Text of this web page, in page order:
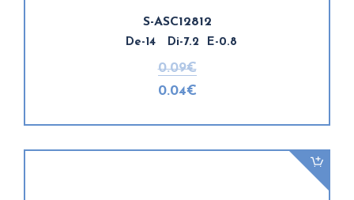
S-ASC12812
De-14 Di-7.2 E-0.8
0.09€
0.04€